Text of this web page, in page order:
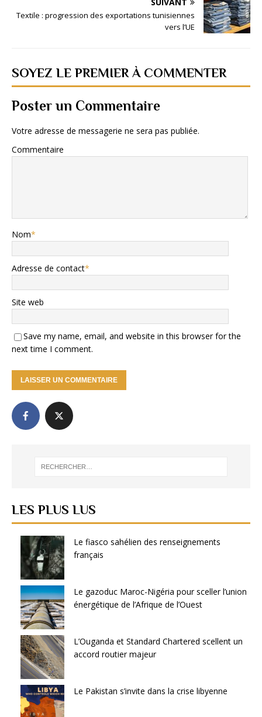
Textile : progression des exportations tunisiennes
vers l’UE
SOYEZ LE PREMIER À COMMENTER
Poster un Commentaire
Votre adresse de messagerie ne sera pas publiée.
Commentaire
Nom*
Adresse de contact*
Site web
Save my name, email, and website in this browser for the
next time I comment.
LES PLUS LUS
Le fiasco sahélien des renseignements
français
Le gazoduc Maroc-Nigéria pour sceller l’union
énergétique de l’Afrique de l’Ouest
L’Ouganda et Standard Chartered scellent un
accord routier majeur
Le Pakistan s’invite dans la crise libyenne